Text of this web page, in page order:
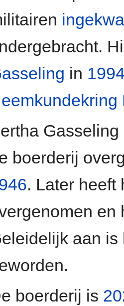
in
boerderij
. Later heeft
en
aan
boerderij is